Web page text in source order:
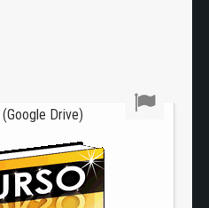
(Google Drive)